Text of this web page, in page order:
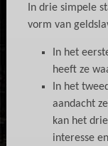
In drie simpele
vorm van
In het
heeft ze
In het
aandacht
kan het
interesse